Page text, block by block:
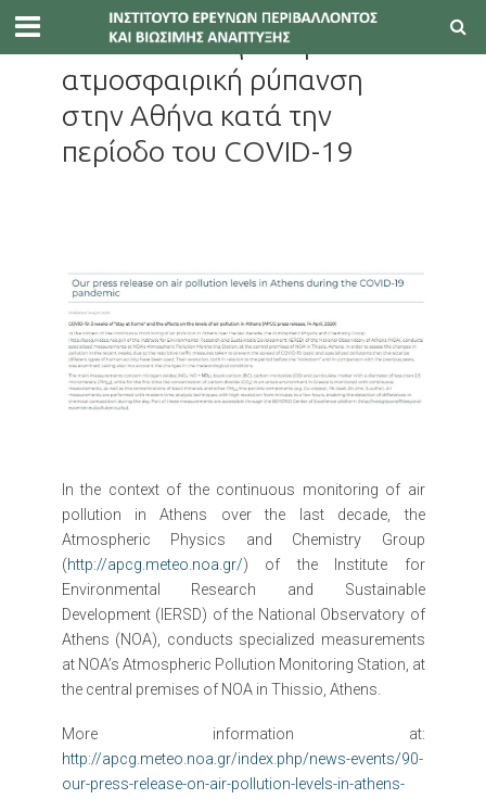
ΔΕΛΤΊΑ ΤΎΠΟΥ
Δελτίο τύπου για την
ατμοσφαιρική ρύπανση
στην Αθήνα κατά την
περίοδο του COVID-19
In the context of the continuous monitoring of air
pollution in Athens over the last decade, the
Atmospheric Physics and Chemistry Group
(http://apcg.meteo.noa.gr/) of the Institute for
Environmental Research and Sustainable
Development (IERSD) of the National Observatory of
Athens (NOA), conducts specialized measurements
at NOA’s Atmospheric Pollution Monitoring Station, at
the central premises of NOA in Thissio, Athens.
More information at:
http://apcg.meteo.noa.gr/index.php/news-events/90-
our-press-release-on-air-pollution-levels-in-athens-